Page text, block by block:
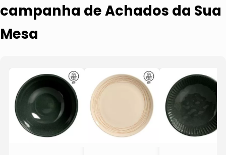
campanha de Achados da Sua
Mesa